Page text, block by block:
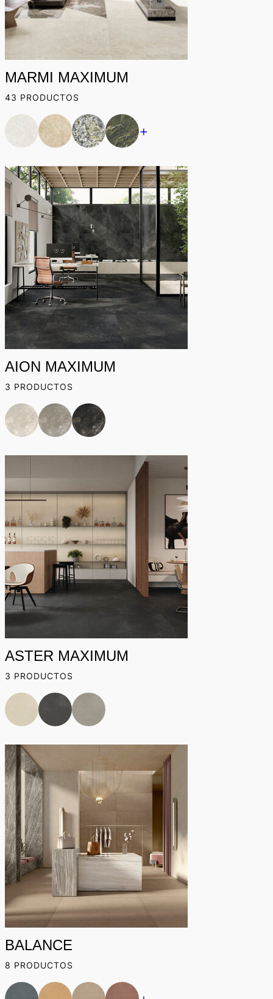
MARMI MAXIMUM
43 PRODUCTOS
+
AION MAXIMUM
3 PRODUCTOS
ASTER MAXIMUM
3 PRODUCTOS
BALANCE
8 PRODUCTOS